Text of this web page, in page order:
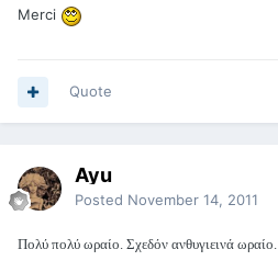
Merci
Quote
Ayu
Posted November 14, 2011
Πολύ πολύ ωραίο. Σχεδόν ανθυγιεινά ωραίο.